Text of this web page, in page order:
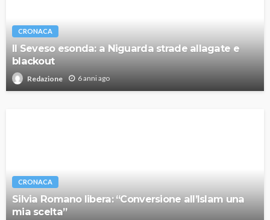
CRONACA
Il Seveso esonda: a Niguarda strade allagate e
blackout
Redazione 6 anni ago
CRONACA
Silvia Romano libera: “Conversione all’Islam una
mia scelta”